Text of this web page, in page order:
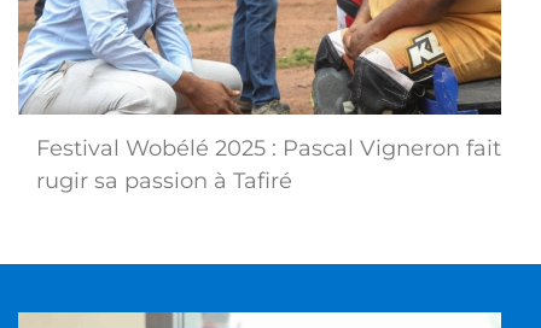
Festival Wobélé 2025 : Pascal Vigneron fait
rugir sa passion à Tafiré